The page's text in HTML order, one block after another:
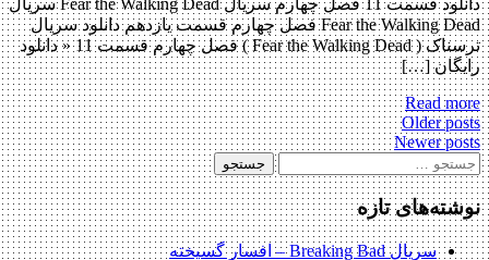
دانلود قسمت 11 فصل چهارم سریال Fear the Walking Dead سریال
Fear the Walking Dead فصل چهارم قسمت یازدهم دانلود سریال
ترسناک ( Fear the Walking Dead ) فصل چهارم قسمت 11 « دانلود
رایگان […]
Read more
Posts
navigation
Older posts
Newer posts
جستجو
برای:
نوشته‌های تازه
سریال Breaking Bad – افسار گسیخته